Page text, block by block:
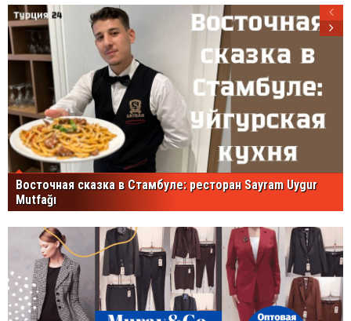
Восточная сказка в Стамбуле: ресторан Sayram Uygur
Mutfağı